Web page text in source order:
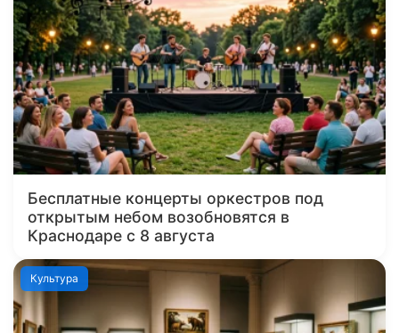
Бесплатные концерты оркестров под
открытым небом возобновятся в
Краснодаре с 8 августа
Культура